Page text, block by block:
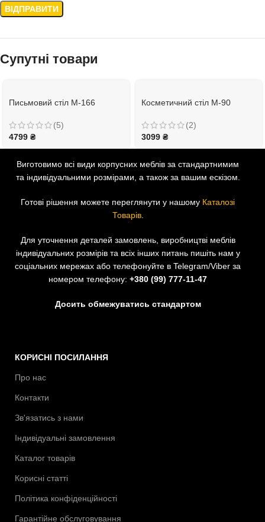
Супутні товари
Письмовий стіл М-166
(5)
4799 ₴
Косметичний стіл М-90
(2)
3099 ₴
КОРИСНІ ПОСИЛАННЯ
Про нас
Контакти
Зв'язатись з нами
Індивідуальні замовлення
Каталог товарів
Корисні статті
Політика конфіденційності
Гарантійне обслуговування
Виготовимо всі види корпусних меблів за стандартнимим
та індивідуальними розмірами, а також за вашим ескізом.
Готові рішення можете переглянути у нашому Каталозі
Товарів.
Для уточнення деталей замовлень, виробництві меблів
індивідуальних розмірів та всіх інших питань пишіть нам у
соціальних мережах або телефонуйте в Telegram/Viber за
номером телефону:+380 (99) 777-11-47
Досить обмежуватись стандартом